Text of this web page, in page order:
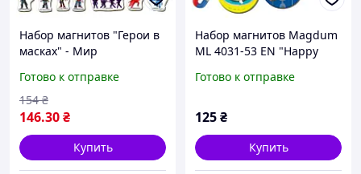
Набор магнитов "Герои в
масках" - Мир
приключений
Готово к отправке
146.30₴
154 ₴
Купить
Набор магнитов Magdum
ML 4031-53 EN "Happy
Готово к отправке
125₴
Купить